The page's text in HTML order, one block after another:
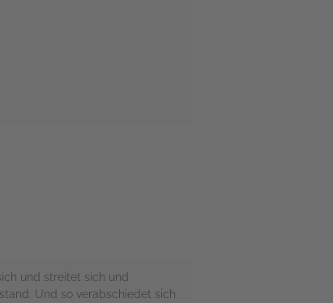
und streitet sich und
Und so verabschiedet sich